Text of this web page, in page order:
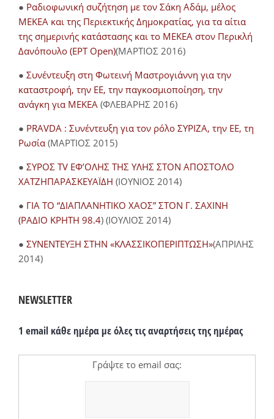
● Ραδιοφωνική συζήτηση με τον Σάκη Αδάμ, μέλος
ΜΕΚΕΑ και της Περιεκτικής Δημοκρατίας, για τα αίτια
της σημερινής κατάστασης και το ΜΕΚΕΑ στον Περικλή
Δανόπουλο (ΕΡΤ Open)(ΜΑΡΤΙΟΣ 2016)
● Συνέντευξη στη Φωτεινή Μαστρογιάννη για την
καταστροφή, την ΕΕ, την παγκοσμιοποίηση, την
ανάγκη για ΜΕΚΕΑ (ΦΛΕΒΑΡΗΣ 2016)
● PRAVDA : Συνέντευξη για τον ρόλο ΣΥΡΙΖΑ, την ΕΕ, τη
Ρωσία (ΜΑΡΤΙΟΣ 2015)
● ΣΥΡΟΣ TV ΕΦ’ΟΛΗΣ ΤΗΣ ΥΛΗΣ ΣΤΟΝ ΑΠΟΣΤΟΛΟ
ΧΑΤΖΗΠΑΡΑΣΚΕΥΑΪΔΗ (ΙΟΥΝΙΟΣ 2014)
● ΓΙΑ ΤΟ “ΔΙΑΠΛΑΝΗΤΙΚΟ ΧΑΟΣ” ΣΤΟΝ Γ. ΣΑΧΙΝΗ
(ΡΑΔΙΟ ΚΡΗΤΗ 98.4) (ΙΟΥΛΙΟΣ 2014)
● ΣΥΝΕΝΤΕΥΞΗ ΣΤΗΝ «ΚΛΑΣΣΙΚΟΠΕΡΙΠΤΩΣΗ»(ΑΠΡΙΛΗΣ
2014)
NEWSLETTER
1 email κάθε ημέρα με όλες τις αναρτήσεις της ημέρας
Γράψτε το email σας: